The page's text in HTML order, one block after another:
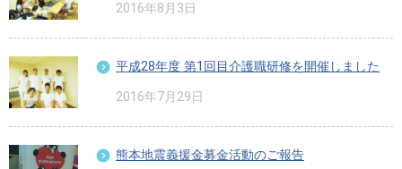
2016年8月3日
平成28年度 第1回目介護職研修を開催しました
2016年7月29日
熊本地震義援金募金活動のご報告